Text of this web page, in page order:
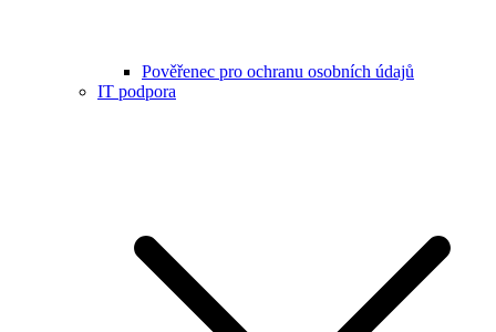
Pověřenec pro ochranu osobních údajů
IT podpora